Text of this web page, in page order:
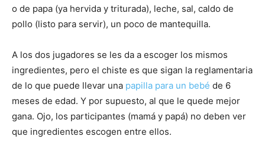
o de papa (ya hervida y triturada), leche, sal, caldo de
pollo (listo para servir), un poco de mantequilla.
A los dos jugadores se les da a escoger los mismos
ingredientes, pero el chiste es que sigan la reglamentaria
de lo que puede llevar una papilla para un bebé de 6
meses de edad. Y por supuesto, al que le quede mejor
gana. Ojo, los participantes (mamá y papá) no deben ver
que ingredientes escogen entre ellos.